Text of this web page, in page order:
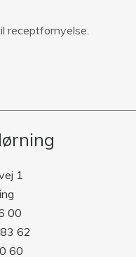
receptfornyelse.
1
00
62
60